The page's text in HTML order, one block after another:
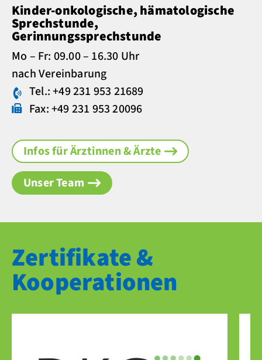
Kinder-onkologische, hämatologische
Sprechstunde,
Gerinnungssprechstunde
Mo – Fr: 09.00 – 16.30 Uhr
nach Vereinbarung
Tel.: +49 231 953 21689
Fax: +49 231 953 20096
Infos für Ärztinnen & Ärzte
Unser Team
Zertifikate &
Kooperationen